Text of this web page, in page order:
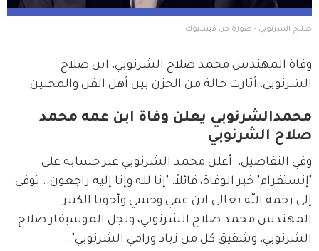
صلاح الشرنوبي - صورة من فيسبوك
وفاة المهندس محمد صلاح الشرنوبي، ابن صلاح
الشرنوبي، أثارت حالة من الحزن بين أهل الفن والمحبين.
محمدالشرنوبي يعلن وفاة ابن عمه محمد
صلاح الشرنوبي
وفي التفاصيل،  أعلن محمد الشرنوبي عبر حسابه على
"إنستفرام" خبر الوفاة، قائلاً: "إنا لله وإنا إليه راجعون.. توفي
إلى رحمة الله تعالى ابن عمي وحبيبي وأخويا الكبير
المهندس محمد صلاح الشرنوبي، ونجل الموسيقار صلاح
الشرنوبي، وشقيق كل من زياد ورامي الشرنوبي".